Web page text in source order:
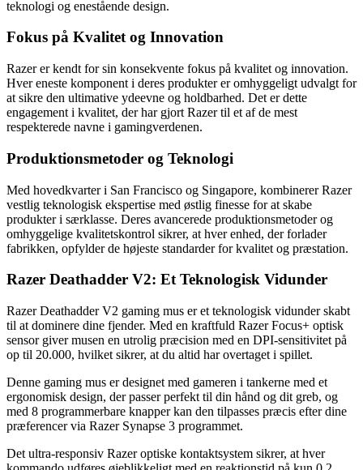
teknologi og enestående design.
Fokus på Kvalitet og Innovation
Razer er kendt for sin konsekvente fokus på kvalitet og innovation.
Hver eneste komponent i deres produkter er omhyggeligt udvalgt for
at sikre den ultimative ydeevne og holdbarhed. Det er dette
engagement i kvalitet, der har gjort Razer til et af de mest
respekterede navne i gamingverdenen.
Produktionsmetoder og Teknologi
Med hovedkvarter i San Francisco og Singapore, kombinerer Razer
vestlig teknologisk ekspertise med østlig finesse for at skabe
produkter i særklasse. Deres avancerede produktionsmetoder og
omhyggelige kvalitetskontrol sikrer, at hver enhed, der forlader
fabrikken, opfylder de højeste standarder for kvalitet og præstation.
Razer Deathadder V2: Et Teknologisk Vidunder
Razer Deathadder V2 gaming mus er et teknologisk vidunder skabt
til at dominere dine fjender. Med en kraftfuld Razer Focus+ optisk
sensor giver musen en utrolig præcision med en DPI-sensitivitet på
op til 20.000, hvilket sikrer, at du altid har overtaget i spillet.
Denne gaming mus er designet med gameren i tankerne med et
ergonomisk design, der passer perfekt til din hånd og dit greb, og
med 8 programmerbare knapper kan den tilpasses præcis efter dine
præferencer via Razer Synapse 3 programmet.
Det ultra-responsiv Razer optiske kontaktsystem sikrer, at hver